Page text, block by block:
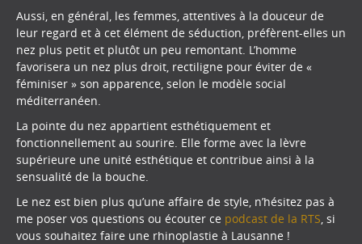
Aussi, en général, les femmes, attentives à la douceur de
leur regard et à cet élément de séduction, préfèrent-elles un
nez plus petit et plutôt un peu remontant. L’homme
favorisera un nez plus droit, rectiligne pour éviter de «
féminiser » son apparence, selon le modèle social
méditerranéen.
La pointe du nez appartient esthétiquement et
fonctionnellement au sourire. Elle forme avec la lèvre
supérieure une unité esthétique et contribue ainsi à la
sensualité de la bouche.
Le nez est bien plus qu’une affaire de style, n’hésitez pas à
me poser vos questions ou écouter ce podcast de la RTS, si
vous souhaitez faire une rhinoplastie à Lausanne !